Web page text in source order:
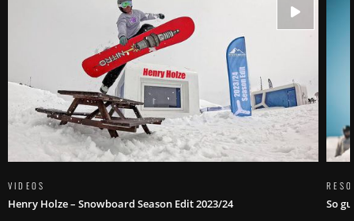
VIDEOS
Henry Holze – Snowboard Season Edit 2023/24 So